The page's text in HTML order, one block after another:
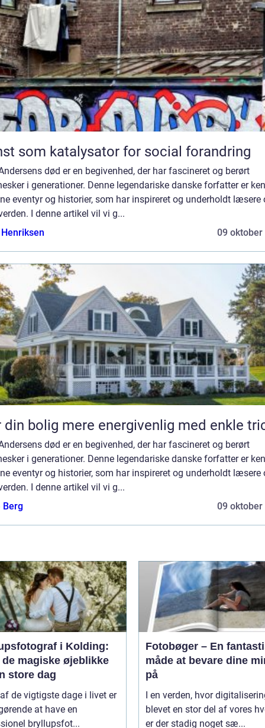
som katalysator for social forandring
død er en begivenhed, der har fascineret og berørt
i generationer. Denne legendariske danske forfatter er
eventyr og historier, som har inspireret og underholdt læsere
I denne artikel vil vi g...
09 oktober
din bolig mere energivenlig med enkle
død er en begivenhed, der har fascineret og berørt
i generationer. Denne legendariske danske forfatter er
eventyr og historier, som har inspireret og underholdt læsere
I denne artikel vil vi g...
Berg
09 oktober
i Kolding:
de magiske øjeblikke
store dag
de vigtigste dage i livet er
at have en
bryllupsfot...
Fotobøger – En
måde at bevare dine
på
I en verden, hvor
blevet en stor del af vores
er der stadig noget sæ...